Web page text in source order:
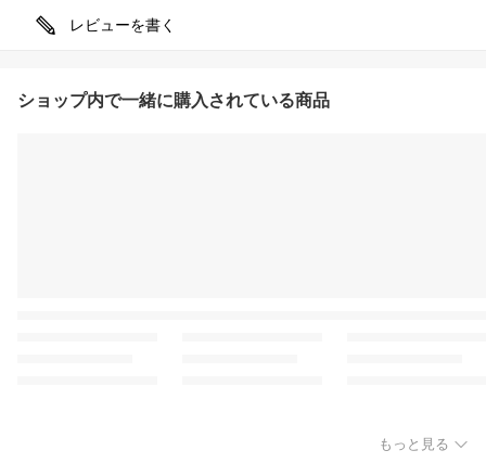
レビューを書く
ショップ内で一緒に購入されている商品
もっと見る